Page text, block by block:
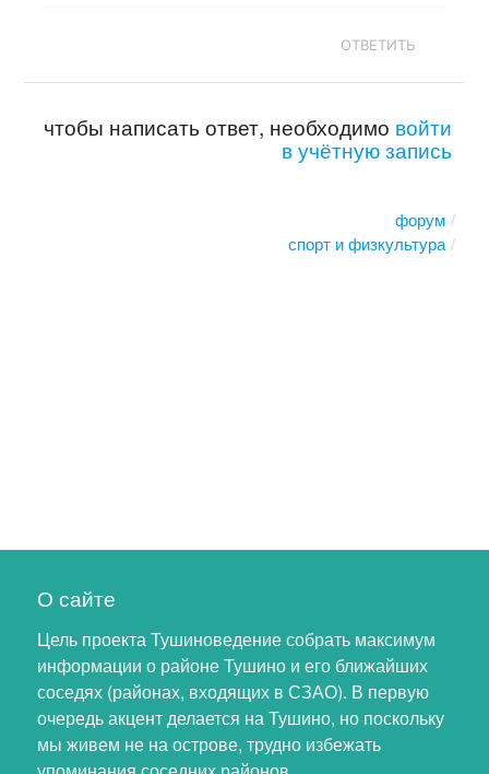
ОТВЕТИТЬ
чтобы написать ответ, необходимо войти
в учётную запись
форум
спорт и физкультура
О сайте
Цель проекта Тушиноведение собрать максимум
информации о районе Тушино и его ближайших
соседях (районах, входящих в СЗАО). В первую
очередь акцент делается на Тушино, но поскольку
мы живем не на острове, трудно избежать